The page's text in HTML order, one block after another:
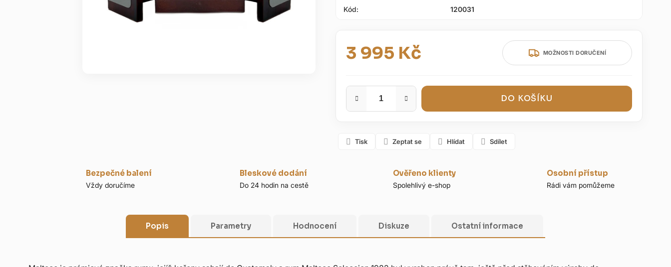
Kód: 120031
3 995 Kč
Měrná cena:
MOŽNOSTI DORUČENÍ
DO KOŠÍKU
Tisk Zeptat se Hlídat Sdílet
Bezpečné balení
Vždy doručíme
Bleskové dodání
Do 24 hodin na cestě
Ověřeno klienty
Spolehlivý e-shop
Osobní přístup
Rádi vám pomůžeme
Popis Parametry Hodnocení Diskuze Ostatní informace